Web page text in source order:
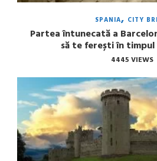
SPANIA CITY
Partea întunecată a
să te ferești în
4445 VIEWS